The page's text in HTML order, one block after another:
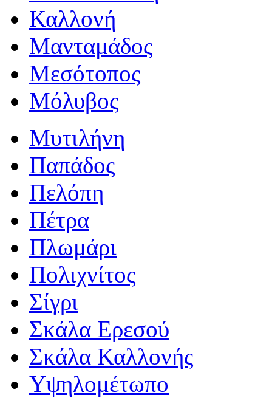
Καλλονή
Μανταμάδος
Μεσότοπος
Μόλυβος
Μυτιλήνη
Παπάδος
Πελόπη
Πέτρα
Πλωμάρι
Πολιχνίτος
Σίγρι
Σκάλα Ερεσού
Σκάλα Καλλονής
Υψηλομέτωπο